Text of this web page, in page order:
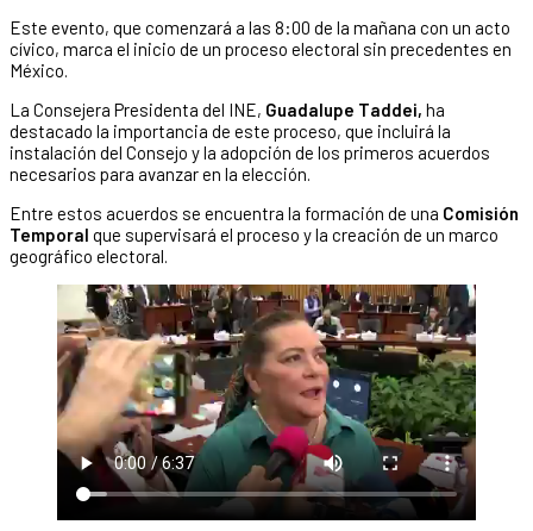
Este evento, que comenzará a las 8:00 de la mañana con un acto
cívico, marca el inicio de un proceso electoral sin precedentes en
México.
La Consejera Presidenta del INE, Guadalupe Taddei, ha
destacado la importancia de este proceso, que incluirá la
instalación del Consejo y la adopción de los primeros acuerdos
necesarios para avanzar en la elección.
Entre estos acuerdos se encuentra la formación de una Comisión
Temporal que supervisará el proceso y la creación de un marco
geográfico electoral.